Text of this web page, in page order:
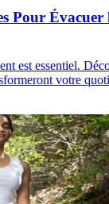
Pour Évacuer
est essentiel.
votre